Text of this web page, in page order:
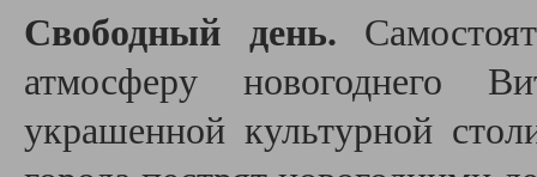
Свободный день.
атмосферу новогоднего
украшенной культурной